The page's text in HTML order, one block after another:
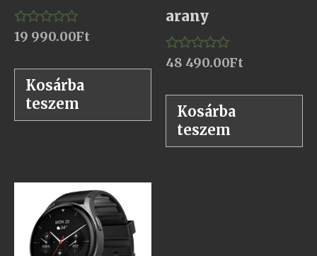
Értékelés:
5
19 990.00Ft
Kosárba
teszem
arany
Értékelés:
5
48 490.00Ft
Kosárba
teszem